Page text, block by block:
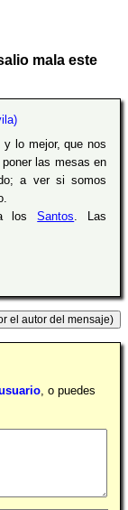
mala este
lo mejor, que nos
las mesas en
a ver si somos
losSantos. Las
, o puedes